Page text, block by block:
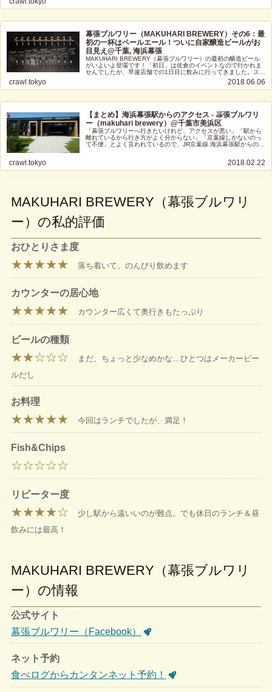
幕張ブルワリー（MAKUHARI BREWERY）その6：最
初の一杯はペールエール！ついに自家醸造ビールがお
目見え@千葉, 海浜幕張
MAKUHARI BREWERY（幕張ブルワリー）の最初の醸造ビール
がいよいよ登場です！「初日」は佐倉のイベントなので行かれま
せんでしたが、早速店舗での1日目に飲みに行ってきました。スッ
crawl.tokyo 2018.06.06
【まとめ】海浜幕張駅からのアクセス - 幕張ブルワリ
ー（makuhari brewery）@千葉市美浜区
「幕張ブルワリーへ行きたいけれど、アクセスが悪い」「駅から
離れているから行き方がよく分からない」「京葉線しかないのっ
て不便」とよく言われているので、JR京葉線 海浜幕張駅からのア
crawl.tokyo 2018.02.22
MAKUHARI BREWERY（幕張ブルワリ
ー）の私的評価
おひとりさま度
★★★★★ 落ち着いて、のんびり飲めます
カウンターの居心地
★★★★★ カウンター広くて奥行きもたっぷり
ビールの種類
★★☆☆☆
まだ、ちょっと少なめかな…ひとつはメーカービー
ルだし
お料理
★★★★★ 今回はランチでしたが、満足！
Fish&Chips
☆☆☆☆☆
リピーター度
★★★★☆
少し駅から遠いいのが難点。でも休日のランチ＆昼
飲みには最高！
MAKUHARI BREWERY（幕張ブルワリ
ー）の情報
公式サイト
幕張ブルワリー（Facebook）
ネット予約
食べログからカンタンネット予約！